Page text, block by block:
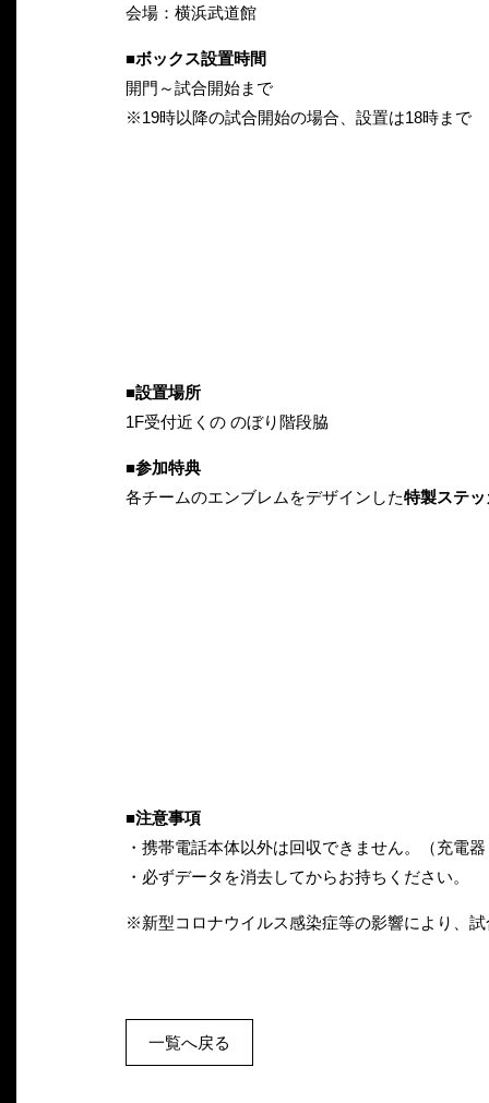
会場：横浜武道館
■ボックス設置時間
開門～試合開始まで
※19時以降の試合開始の場合、設置は18時まで
■設置場所
1F受付近くの のぼり階段脇
■参加特典
各チームのエンブレムをデザインした特製ステ
■注意事項
・携帯電話本体以外は回収できません。（充電
・必ずデータを消去してからお持ちください。
※新型コロナウイルス感染症等の影響により、
一覧へ戻る